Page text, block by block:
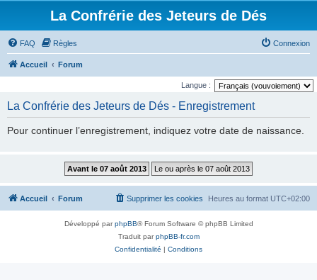
La Confrérie des Jeteurs de Dés
FAQ Règles Connexion
Accueil Forum
Langue :
La Confrérie des Jeteurs de Dés - Enregistrement
Pour continuer l’enregistrement, indiquez votre date de naissance.
Accueil Forum Heures au format UTC+02:00
Supprimer les cookies
Développé parphpBB® Forum Software © phpBB Limited
Traduit parphpBB-fr.com
Confidentialité
Conditions